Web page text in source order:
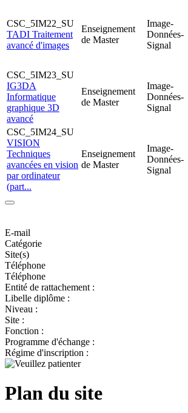
CSC_5IM22_SU
TADI Traitement
avancé d'images
Enseignement
de Master
Image-
Données-
Signal
CSC_5IM23_SU
IG3DA
Informatique
graphique 3D
avancé
Enseignement
de Master
Image-
Données-
Signal
CSC_5IM24_SU
VISION
Techniques
avancées en vision
par ordinateur
(part...
Enseignement
de Master
Image-
Données-
Signal
E-mail
Catégorie
Site(s)
Téléphone
Téléphone
Entité de rattachement :
Libelle diplôme :
Niveau :
Site :
Fonction :
Programme d'échange :
Régime d'inscription :
Plan du site